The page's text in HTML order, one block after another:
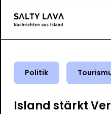
Politik
Island stärkt